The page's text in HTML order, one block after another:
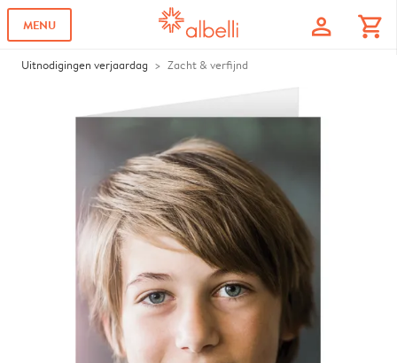
MENU profile shopping_cart
Uitnodigingen verjaardag Zacht & verfijnd